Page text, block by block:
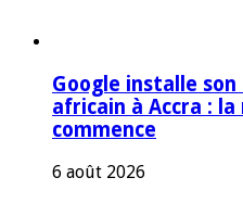
Google installe
africain à Accra :
commence
6 août 2026